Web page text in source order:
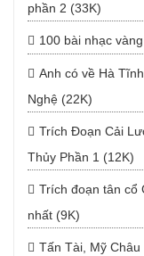
phần 2 (33K)
100 bài nhạc
Anh có về Hà
Nghệ (22K)
Trích Đoạn Cải
Thủy Phần 1 (12K)
Trích đoạn tân cổ
nhất (9K)
Tấn Tài, Mỹ